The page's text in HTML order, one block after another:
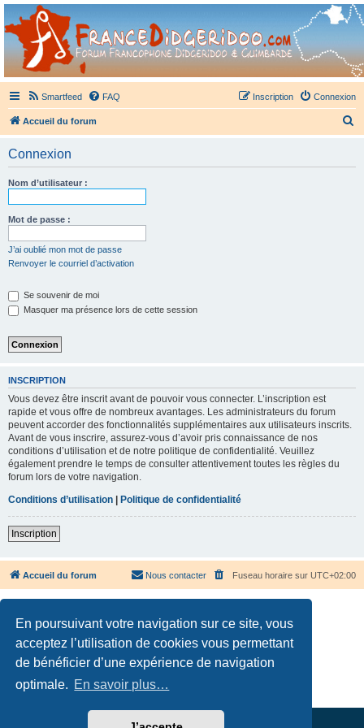
En poursuivant votre navigation sur ce site, vous
acceptez l’utilisation de cookies vous permettant
de bénéficier d’une expérience de navigation
optimale. En savoir plus…
France Didgeridoo
Didgeridoo et Guimbarde sur France Didgeridoo - retrouvez la communauté.
Smartfeed FAQ Connexion
Inscription
Accueil du forum
Connexion
Nom d’utilisateur :
Mot de passe :
J’ai oublié mon mot de passe
Renvoyer le courriel d’activation
Se souvenir de moi
Masquer ma présence lors de cette session
INSCRIPTION
Vous devez être inscrit avant de pouvoir vous connecter. L’inscription est
rapide et vous offre de nombreux avantages. Les administrateurs du forum
peuvent accorder des fonctionnalités supplémentaires aux utilisateurs inscrits.
Avant de vous inscrire, assurez-vous d’avoir pris connaissance de nos
conditions d’utilisation et de notre politique de confidentialité. Veuillez
également prendre le temps de consulter attentivement toutes les règles du
forum lors de votre navigation.
Conditions d’utilisation
Politique de confidentialité
Inscription
Accueil du forum Fuseau horaire sur UTC+02:00
Nous contacter
Développé parphpBB® Forum Software © phpBB Limited
Confidentialité